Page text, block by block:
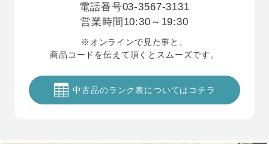
電話番号03-3567-3131
営業時間 10:30～19:30
※オンラインで見た事と、
商品コードを伝えて頂くとスムーズです。
中古品のランク表についてはコチラ